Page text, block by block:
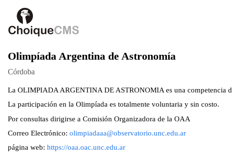
Olimpíada Argentina de Astronomía
Córdoba
La OLIMPIADA ARGENTINA DE ASTRONOMIA es una competencia
La participación en la Olimpíada es totalmente voluntaria y sin costo.
Por consultas dirigirse a Comisión Organizadora de la OAA
Correo Electrónico: olimpiadaaa@observatorio.unc.edu.ar
página web: https://oaa.oac.unc.edu.ar